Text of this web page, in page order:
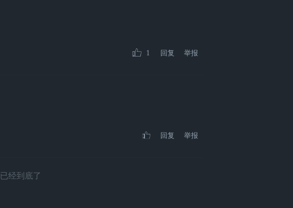
1 回复 举报
回复 举报
已经到底了